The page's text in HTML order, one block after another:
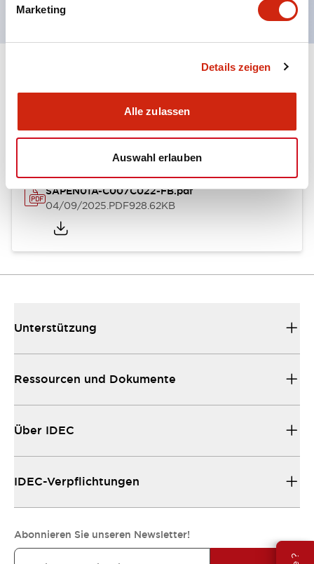
Marketing
Details zeigen
Alle zulassen
Auswahl erlauben
Kataloge & Broschüren Bedienungsanleitung CAD-
SAPEN01A-C007C022-FB.pdf
04/09/2025.PDF928.62KB
Unterstützung
Ressourcen und Dokumente
Über IDEC
IDEC-Verpflichtungen
Abonnieren Sie unseren Newsletter!